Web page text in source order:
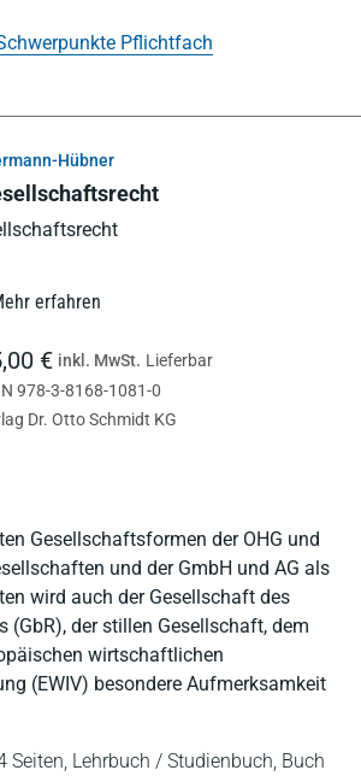
Pflichtfach
Hübner
Gesellschaftsformen der OHG und
und der GmbH und AG als
wird auch der Gesellschaft des
(GbR), der stillen Gesellschaft, dem
wirtschaftlichen
(EWIV) besondere Aufmerksamkeit
Seiten, Lehrbuch / Studienbuch, Buch
erfahren
€ inkl. MwSt. Lieferbar
978-3-8168-1081-0
Dr. Otto Schmidt KG